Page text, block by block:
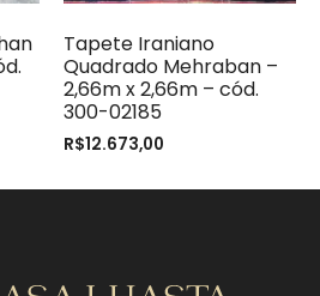
Tapete Iraniano
Quadrado Mehraban –
2,66m x 2,66m – cód.
300-02185
R$12.673,00